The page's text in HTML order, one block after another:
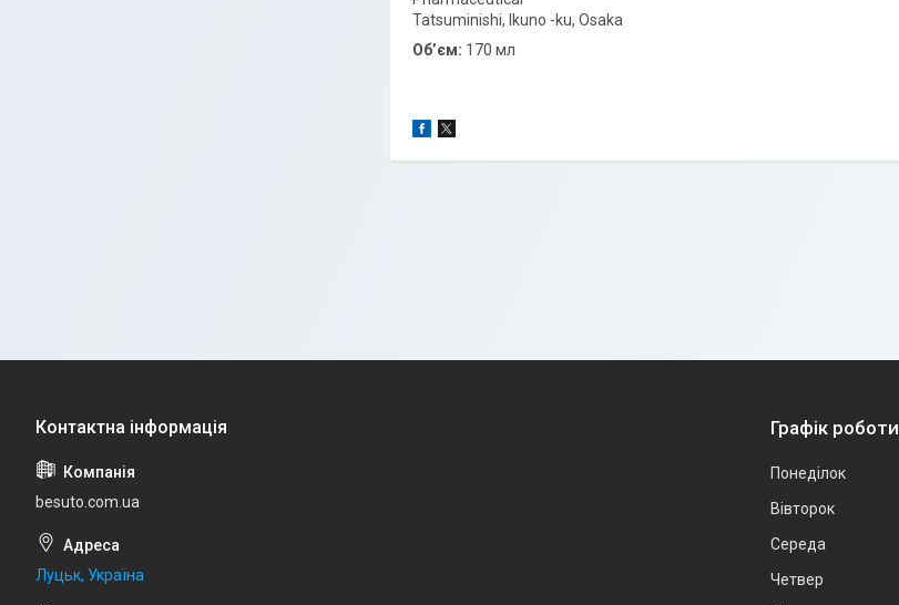
Tatsuminishi, Ikuno -ku, Osaka
Об’єм: 170 мл
besuto.com.ua
Луцьк, Україна
Графік роботи
Понеділок
Вівторок
Середа
Четвер